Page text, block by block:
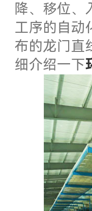
降、移位
工序的自动
布的龙门直
细介绍一下